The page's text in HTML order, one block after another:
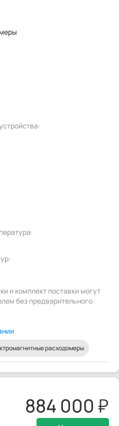
и комплект поставки могут
без предварительного
расходомеры
884 000